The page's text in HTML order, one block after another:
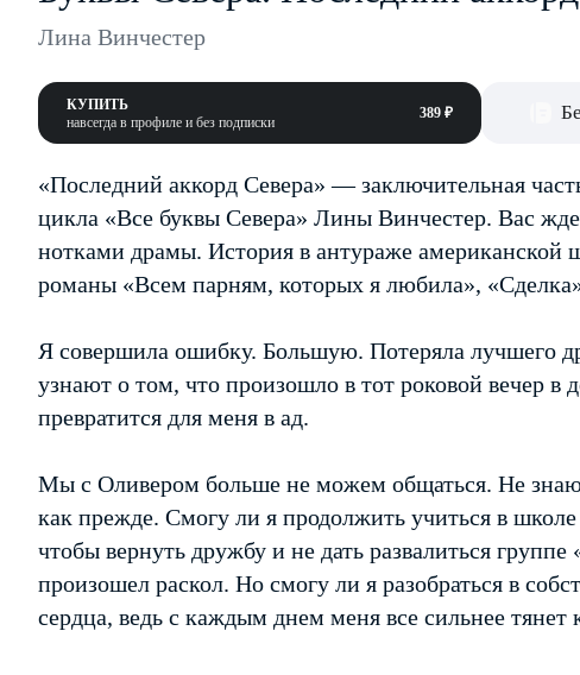
Лина Винчестер
КУПИТЬ
навсегда в профиле и без подписки
389 ₽
«Последний аккорд Севера» — заключительная
цикла «Все буквы Севера» Лины Винчестер. Вас
нотками драмы. История в антураже
романы «Всем парням, которых я любила»,
Я совершила ошибку. Большую. Потеряла лучшего
узнают о том, что произошло в тот роковой вечер в
превратится для меня в ад.
Мы с Оливером больше не можем общаться. Не
как прежде. Смогу ли я продолжить учиться в
чтобы вернуть дружбу и не дать развалиться
произошел раскол. Но смогу ли я разобраться в
сердца, ведь с каждым днем меня все сильнее